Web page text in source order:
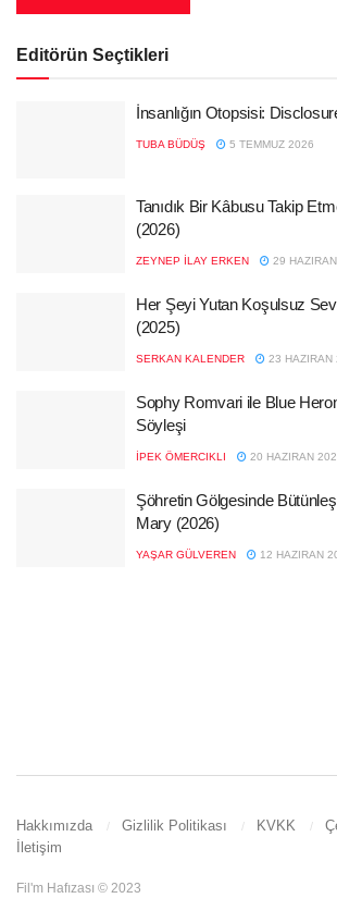
Editörün Seçtikleri
İnsanlığın Otopsisi:
TUBA BÜDÜŞ 5 TEMMUZ 2026
Tanıdık Bir Kâbusu Takip
(2026)
ZEYNEP İLAY ERKEN 29
Her Şeyi Yutan Koşulsuz
(2025)
SERKAN KALENDER 23 HAZIRAN
Sophy Romvari ile Blue
Söyleşi
İPEK ÖMERCIKLI 20 HAZIRAN
Şöhretin Gölgesinde
Mary (2026)
YAŞAR GÜLVEREN 12 HAZIRAN
Hakkımızda Gizlilik Politikası KVKK
İletişim
Fil'm Hafızası © 2023